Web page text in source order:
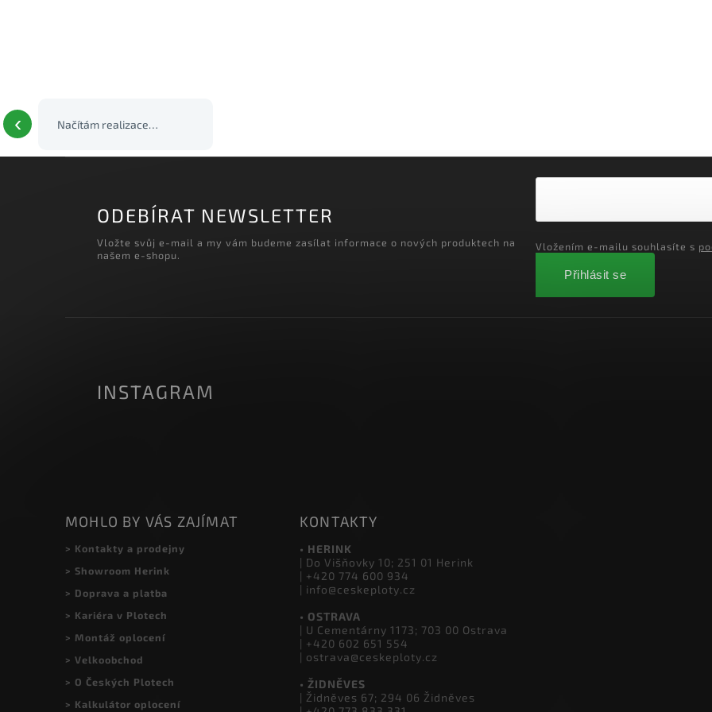
‹
ODEBÍRAT NEWSLETTER
Vložením e-mailu souhlasíte s
MOHLO BY VÁS ZAJÍMAT KONTAKTY
• HERINK
| Do Višňovky 10; 251 01 Herink
| +420 774 600 934
| info@ceskeploty.cz
• OSTRAVA
| U Cementárny 1173; 703 00 Ostrava
| +420 602 651 554
| ostrava@ceskeploty.cz